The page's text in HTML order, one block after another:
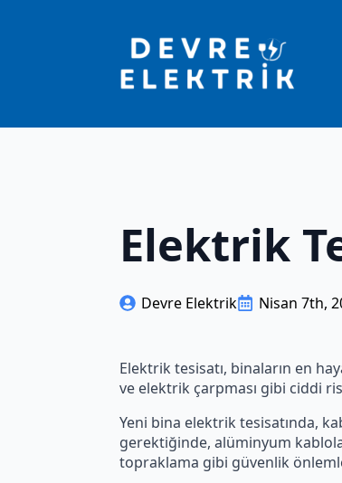
Elektrik
Devre Elektrik Nisan 7th,
Elektrik tesisatı, binaların en
ve elektrik çarpması gibi ciddi
Yeni bina elektrik tesisatında,
gerektiğinde, alüminyum
topraklama gibi güvenlik